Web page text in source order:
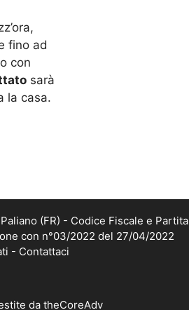
fino ad
con
sarà
la casa.
(FR) - Codice Fiscale e
con n°03/2022 del 27/04/2022
- Contattaci
da theCoreAdv